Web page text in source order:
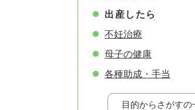
出産したら
不妊治療
母子の健康
各種助成・手当
目的からさがすの